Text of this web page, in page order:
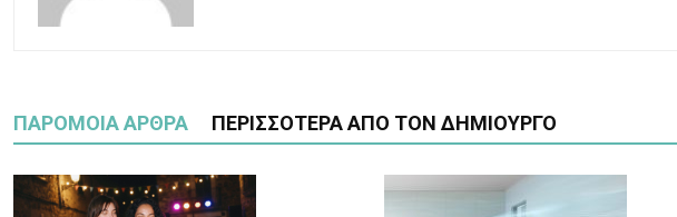
ΠΑΡΟΜΟΙΑ ΑΡΘΡΑ ΠΕΡΙΣΣΟΤΕΡΑ ΑΠΟ ΤΟΝ ΔΗΜΙΟΥΡΓΟ